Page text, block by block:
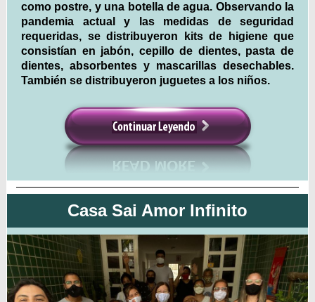
como postre, y una botella de agua. Observando la
pandemia actual y las medidas de seguridad
requeridas, se distribuyeron kits de higiene que
consistían en jabón, cepillo de dientes, pasta de
dientes, absorbentes y mascarillas desechables.
También se distribuyeron juguetes a los niños.
Casa Sai Amor Infinito